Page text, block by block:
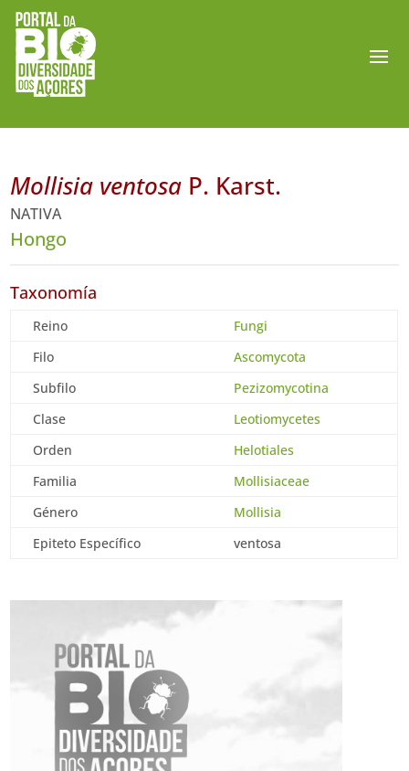
Mollisia ventosa P. Karst.
NATIVA
Hongo
Taxonomía
Reino
Fungi
Filo
Ascomycota
Subfilo
Pezizomycotina
Clase
Leotiomycetes
Orden
Helotiales
Familia
Mollisiaceae
Género
Mollisia
Epiteto Específico
ventosa